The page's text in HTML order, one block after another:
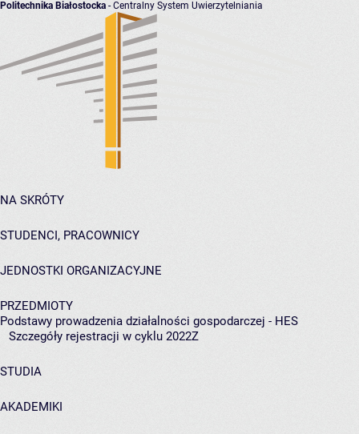
Politechnika Białostocka - Centralny System Uwierzytelniania
NA SKRÓTY
STUDENCI, PRACOWNICY
JEDNOSTKI ORGANIZACYJNE
PRZEDMIOTY
Podstawy prowadzenia działalności gospodarczej - HES
Szczegóły rejestracji w cyklu 2022Z
STUDIA
AKADEMIKI